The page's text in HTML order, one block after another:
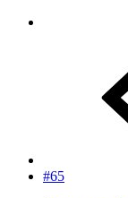
#65